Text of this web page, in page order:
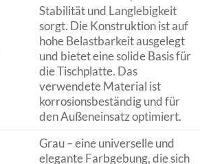
Stabilität und Langlebigkeit
sorgt. Die Konstruktion ist auf
hohe Belastbarkeit ausgelegt
und bietet eine solide Basis für
die Tischplatte. Das
verwendete Material ist
korrosionsbeständig und für
den Außeneinsatz optimiert.
Grau – eine universelle und
elegante Farbgebung, die sich